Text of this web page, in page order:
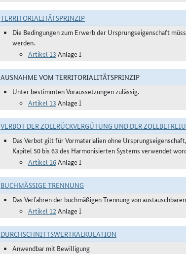
TERRITORIALITÄTSPRINZIP
Die Bedingungen zum Erwerb der Ursprungseigenschaft
werden.
Artikel 13 Anlage I
AUSNAHME VOM TERRITORIALITÄTSPRINZIP
Unter bestimmten Voraussetzungen zulässig.
Artikel 13 Anlage I
VERBOT DER ZOLLRÜCKVERGÜTUNG UND DER
Das Verbot gilt für Vormaterialien ohne
Kapitel 50 bis 63 des Harmonisierten Systems verwendet
Artikel 16Anlage I
BUCHMÄSSIGE TRENNUNG
Das Verfahren der buchmäßigen Trennung von
Artikel 12 Anlage I
DURCHSCHNITTSWERTKALKULATION
Anwendbar mit Bewilligung